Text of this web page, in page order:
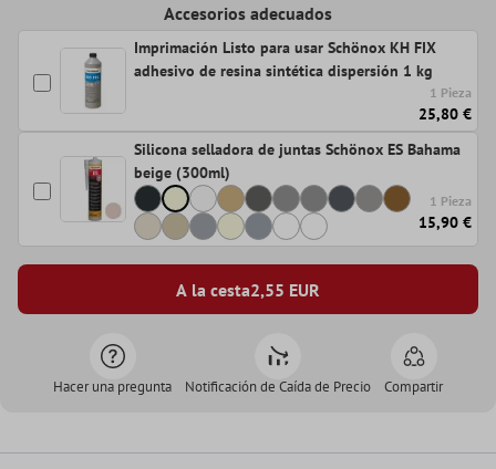
Accesorios adecuados
Imprimación Listo para usar Schönox KH FIX
adhesivo de resina sintética dispersión 1 kg
1 Pieza
25,80 €
Silicona selladora de juntas Schönox ES Bahama
beige (300ml)
1 Pieza
15,90 €
A la cesta2,55 EUR
Hacer una pregunta Notificación de Caída de Precio Compartir